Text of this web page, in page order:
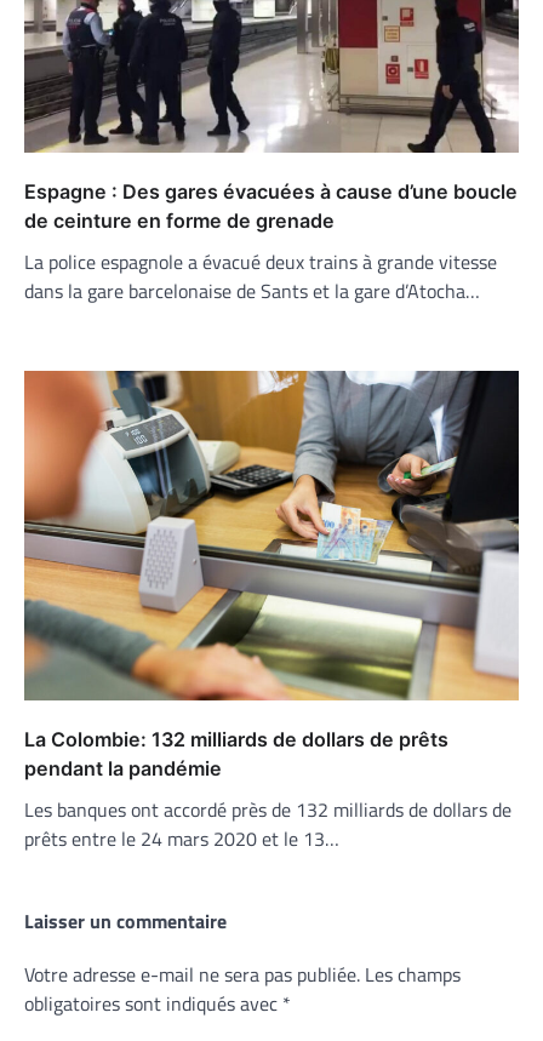
Espagne : Des gares évacuées à cause d’une boucle
de ceinture en forme de grenade
La police espagnole a évacué deux trains à grande vitesse
dans la gare barcelonaise de Sants et la gare d’Atocha…
La Colombie: 132 milliards de dollars de prêts
pendant la pandémie
Les banques ont accordé près de 132 milliards de dollars de
prêts entre le 24 mars 2020 et le 13…
Laisser un commentaire
Votre adresse e-mail ne sera pas publiée. Les champs
obligatoires sont indiqués avec *